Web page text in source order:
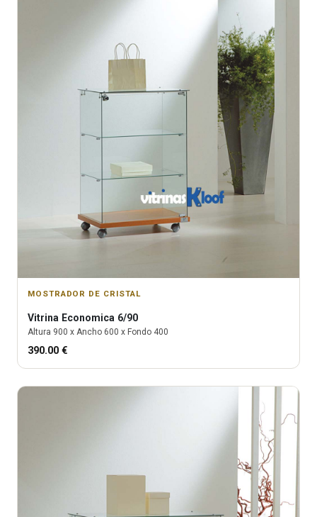
MOSTRADOR DE CRISTAL
Vitrina Economica 6/90
Altura 900 x Ancho 600 x Fondo 400
390.00 €